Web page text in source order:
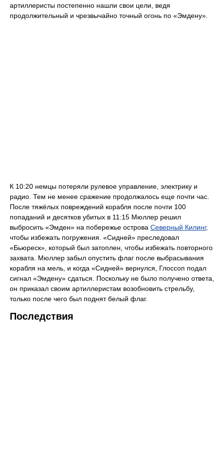
артиллеристы постепенно нашли свои цели, ведя
продолжительный и чрезвычайно точный огонь по «Эмдену».
К 10:20 немцы потеряли рулевое управление, электрику и
радио. Тем не менее сражение продолжалось еще почти час.
После тяжёлых повреждений корабля после почти 100
попаданий и десятков убитых в 11:15 Мюллер решил
выбросить «Эмден» на побережье острова Северный Килинг,
чтобы избежать погружения. «Сидней» преследовал
«Бьюреск», который был затоплен, чтобы избежать повторного
захвата. Мюллер забыл опустить флаг после выбрасывания
корабля на мель, и когда «Сидней» вернулся, Глоссоп подал
сигнал «Эмдену» сдаться. Поскольку не было получено ответа,
он приказал своим артиллеристам возобновить стрельбу,
только после чего был поднят белый флаг.
Последствия